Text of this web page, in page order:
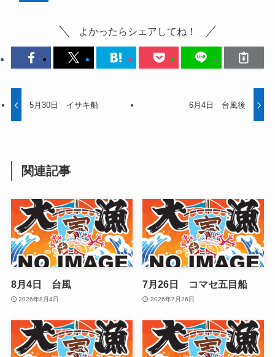
よかったらシェアしてね！
5月30日 イサキ船 6月4日 台風後
関連記事
8月4日 台風
2026年8月4日
7月26日 コマセ五目船
2026年7月26日